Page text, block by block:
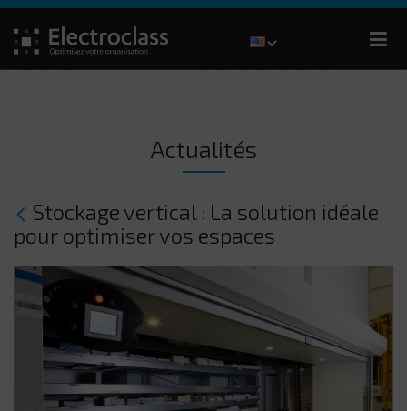
Actualités
Stockage vertical : La solution idéale
pour optimiser vos espaces